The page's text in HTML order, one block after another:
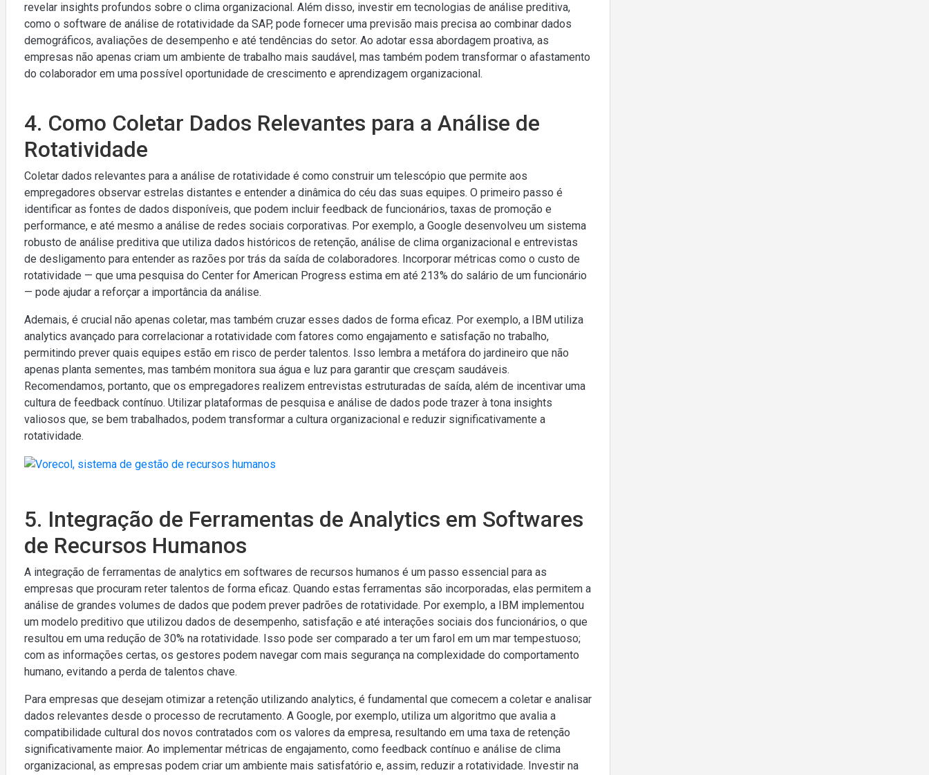
revelar insights profundos sobre o clima organizacional. Além disso, investir em tecnologias de análise preditiva,
como o software de análise de rotatividade da SAP, pode fornecer uma previsão mais precisa ao combinar dados
demográficos, avaliações de desempenho e até tendências do setor. Ao adotar essa abordagem proativa, as
empresas não apenas criam um ambiente de trabalho mais saudável, mas também podem transformar o afastamento
do colaborador em uma possível oportunidade de crescimento e aprendizagem organizacional.
4. Como Coletar Dados Relevantes para a Análise de
Rotatividade
Coletar dados relevantes para a análise de rotatividade é como construir um telescópio que permite aos
empregadores observar estrelas distantes e entender a dinâmica do céu das suas equipes. O primeiro passo é
identificar as fontes de dados disponíveis, que podem incluir feedback de funcionários, taxas de promoção e
performance, e até mesmo a análise de redes sociais corporativas. Por exemplo, a Google desenvolveu um sistema
robusto de análise preditiva que utiliza dados históricos de retenção, análise de clima organizacional e entrevistas
de desligamento para entender as razões por trás da saída de colaboradores. Incorporar métricas como o custo de
rotatividade — que uma pesquisa do Center for American Progress estima em até 213% do salário de um funcionário
— pode ajudar a reforçar a importância da análise.
Ademais, é crucial não apenas coletar, mas também cruzar esses dados de forma eficaz. Por exemplo, a IBM utiliza
analytics avançado para correlacionar a rotatividade com fatores como engajamento e satisfação no trabalho,
permitindo prever quais equipes estão em risco de perder talentos. Isso lembra a metáfora do jardineiro que não
apenas planta sementes, mas também monitora sua água e luz para garantir que cresçam saudáveis.
Recomendamos, portanto, que os empregadores realizem entrevistas estruturadas de saída, além de incentivar uma
cultura de feedback contínuo. Utilizar plataformas de pesquisa e análise de dados pode trazer à tona insights
valiosos que, se bem trabalhados, podem transformar a cultura organizacional e reduzir significativamente a
rotatividade.
5. Integração de Ferramentas de Analytics em Softwares
de Recursos Humanos
A integração de ferramentas de analytics em softwares de recursos humanos é um passo essencial para as
empresas que procuram reter talentos de forma eficaz. Quando estas ferramentas são incorporadas, elas permitem a
análise de grandes volumes de dados que podem prever padrões de rotatividade. Por exemplo, a IBM implementou
um modelo preditivo que utilizou dados de desempenho, satisfação e até interações sociais dos funcionários, o que
resultou em uma redução de 30% na rotatividade. Isso pode ser comparado a ter um farol em um mar tempestuoso;
com as informações certas, os gestores podem navegar com mais segurança na complexidade do comportamento
humano, evitando a perda de talentos chave.
Para empresas que desejam otimizar a retenção utilizando analytics, é fundamental que comecem a coletar e analisar
dados relevantes desde o processo de recrutamento. A Google, por exemplo, utiliza um algoritmo que avalia a
compatibilidade cultural dos novos contratados com os valores da empresa, resultando em uma taxa de retenção
significativamente maior. Ao implementar métricas de engajamento, como feedback contínuo e análise de clima
organizacional, as empresas podem criar um ambiente mais satisfatório e, assim, reduzir a rotatividade. Investir na